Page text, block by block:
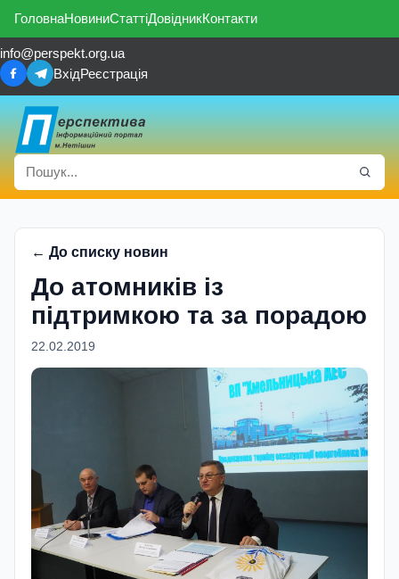
ГоловнаНовиниСтаттіДовідникКонтакти
info@perspekt.org.ua
ВхідРеєстрація
← До списку новин
До атомників із
підтримкою та за порадою
22.02.2019